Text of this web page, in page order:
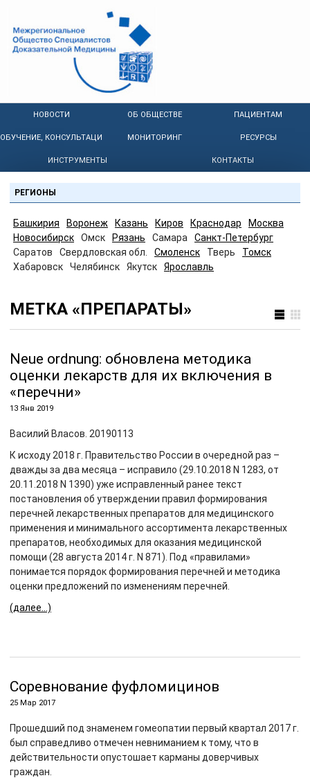
НОВОСТИ ОБ ОБЩЕСТВЕ ПАЦИЕНТАМ
ОБУЧЕНИЕ, КОНСУЛЬТАЦИИ МОНИТОРИНГ РЕСУРСЫ
ИНСТРУМЕНТЫ КОНТАКТЫ
РЕГИОНЫ
Башкирия Воронеж Казань Киров Краснодар
Москва
Новосибирск
Омск Рязань Самара
Санкт-Петербург
Саратов
Свердловская обл. Смоленск Тверь
Томск
Хабаровск
Челябинск Якутск Ярославль
МЕТКА «ПРЕПАРАТЫ»
Neue ordnung: обновлена методика
оценки лекарств для их включения в
«перечни»
13 Янв 2019
Василий Власов. 20190113
К исходу 2018 г. Правительство России в очередной раз –
дважды за два месяца – исправило (29.10.2018 N 1283, от
20.11.2018 N 1390) уже исправленный ранее текст
постановления об утверждении правил формирования
перечней лекарственных препаратов для медицинского
применения и минимального ассортимента лекарственных
препаратов, необходимых для оказания медицинской
помощи (28 августа 2014 г. N 871). Под «правилами»
понимается порядок формирования перечней и методика
оценки предложений по изменениям перечней.
(далее…)
Соревнование фуфломицинов
25 Мар 2017
Прошедший под знаменем гомеопатии первый квартал 2017 г.
был справедливо отмечен невниманием к тому, что в
действительности опустошает карманы доверчивых
граждан.